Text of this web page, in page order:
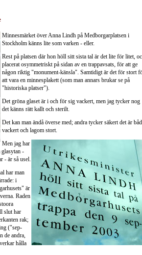
Minnesmärket över Anna Lindh på Medborgarplatsen i
Stockholm känns lite som varken - eller.
Rest på platsen där hon höll sitt sista tal är det lite för litet,
placerat osymmetriskt på sidan av en trappavsats, för att ge
någon riktig "monument-känsla". Samtidigt är det för stort
att vara en minnesplakett (som man annars brukar se på
"historiska platser").
Det gröna glaset är i och för sig vackert, men jag tycker nog
det känns rätt kallt och sterilt.
Det kan man ändå överse med; andra tycker säkert det är
vackert och lagom stort.
Men jag har
glasytan -
- är så usel.
har man
i
är
Raden
slut har
rak;
("sep-
de andra,
hålla